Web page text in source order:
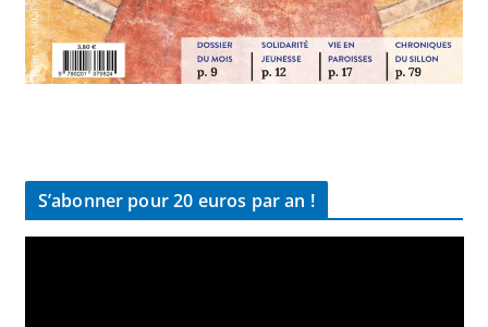
S’abonner pour 20 euros par an !